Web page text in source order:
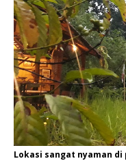
Lokasi sangat nyaman di